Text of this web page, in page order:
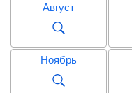
Август
Ноябрь